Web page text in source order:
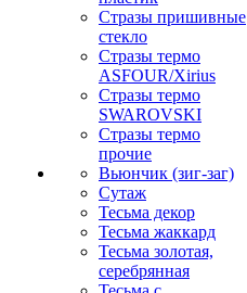
Стразы пришивные
стекло
Стразы термо
ASFOUR/Xirius
Стразы термо
SWAROVSKI
Стразы термо
прочие
Вьюнчик (зиг-заг)
Сутаж
Тесьма декор
Тесьма жаккард
Тесьма золотая,
серебрянная